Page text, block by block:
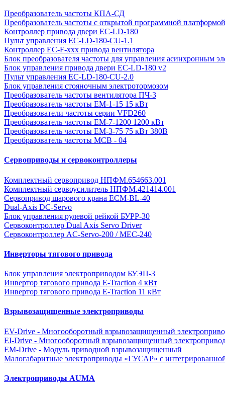
Преобразователь частоты КПА-СД
Преобразователь частоты с открытой программной
Контроллер привода двери EC-LD-180
Пульт управления EC-LD-180-CU-1.1
Контроллер EC-F-xxx привода вентилятора
Блок преобразователя частоты для управления асинхронным
Блок управления привода двери EC-LD-180 v2
Пульт управления EC-LD-180-CU-2.0
Блок управления стояночным электротормозом
Преобразователь частоты вентилятора ПЧ-3
Преобразователь частоты EM-1-15 15 кВт
Преобразователи частоты серии VFD260
Преобразователь частоты ЕМ-7-1200 1200 кВт
Преобразователь частоты ЕМ-3-75 75 кВт 380В
Преобразователь частоты MCB - 04
Сервоприводы и сервоконтроллеры
Комплектный сервопривод НПФМ.654663.001
Комплектный сервоусилитель НПФМ.421414.001
Сервопривод шарового крана ECM-BL-40
Dual-Axis DC-Servo
Блок управления рулевой рейкой БУРР-30
Сервоконтроллер Dual Axis Servo Driver
Сервоконтроллер AC-Servo-200 / MEC-240
Инверторы тягового привода
Блок управления электроприводом БУЭП-3
Инвертор тягового привода E-Traction 4 кВт
Инвертор тягового привода E-Traction 11 кВт
Взрывозащищенные электроприводы
EV-Drive - Многооборотный взрывозащищенный
EI-Drive - Многооборотный взрывозащищенный
EM-Drive - Модуль приводной взрывозащищенный
Малогабаритные электроприводы «ГУСАР» с
Электроприводы AUMA